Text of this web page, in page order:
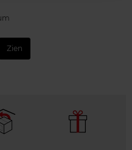
Zien